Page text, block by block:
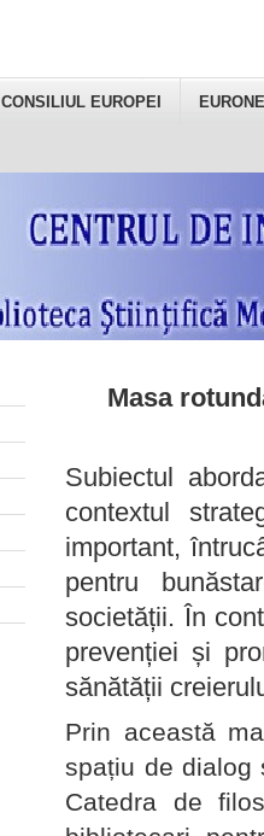
CONSILIUL EUROPEI
Masa
Subiectul
contextul
important,
pentru
societății. În
prevenției și
sănătății
Prin această
spațiu de dialog
Catedra de